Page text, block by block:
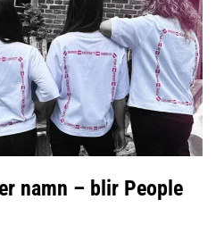
namn – blir People